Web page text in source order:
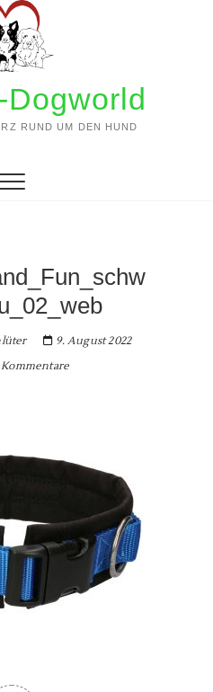
RUND UM DEN HUND
9. August 2022